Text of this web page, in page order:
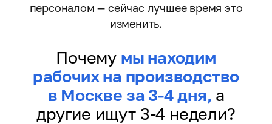
персоналом — сейчас лучшее время это
изменить.
Почему мы находим
рабочих на производство
в Москве за 3-4 дня, а
другие ищут 3-4 недели?